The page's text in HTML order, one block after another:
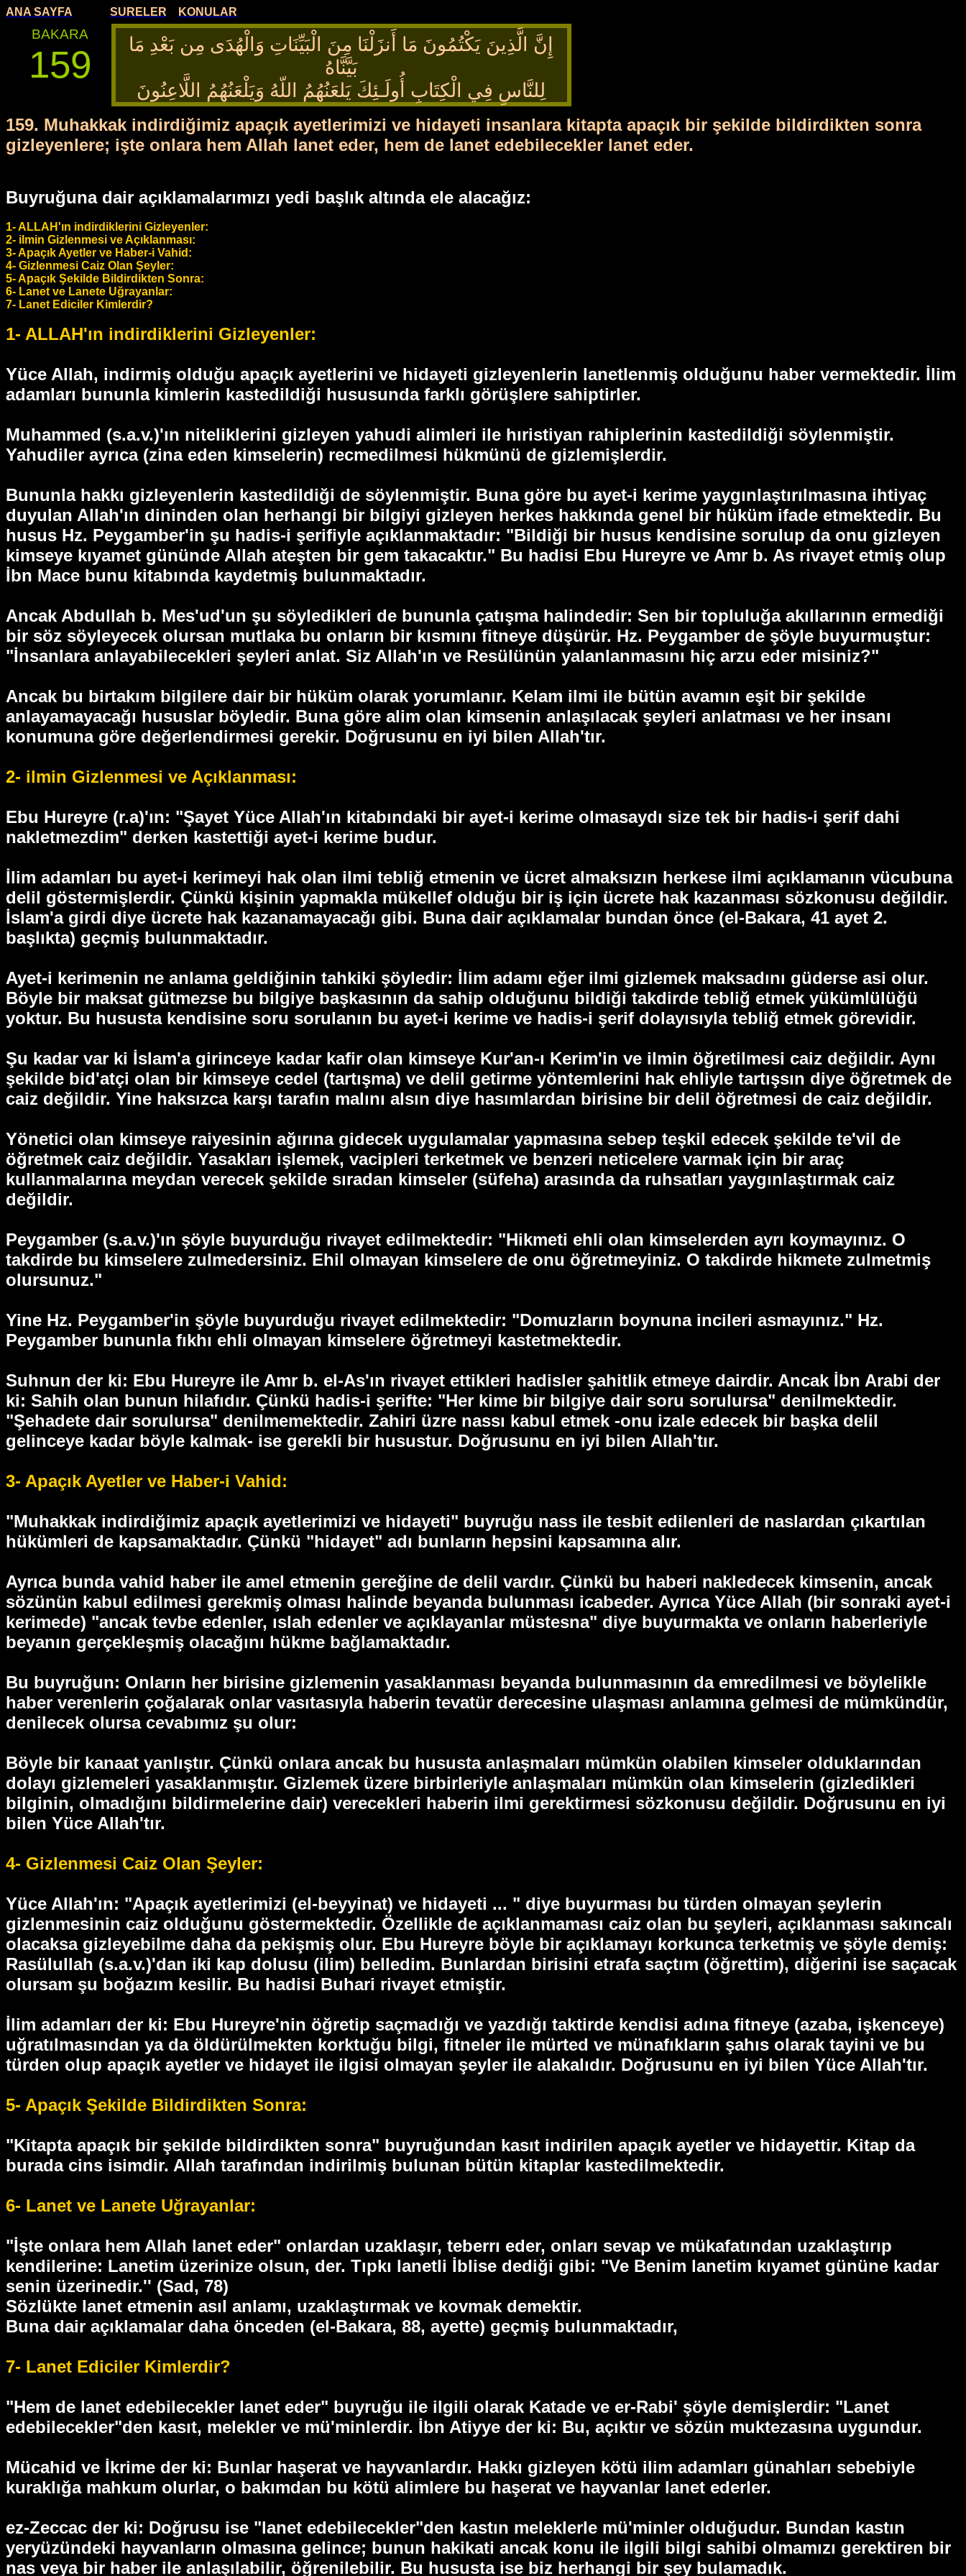
ANA SAYFA SURELER KONULAR
BAKARA
159 إِنَّ الَّذِينَ يَكْتُمُونَ مَا أَنزَلْنَا مِنَ الْبَيِّنَاتِ وَالْهُدَى مِن بَعْدِ مَا
بَيَّنَّاهُ
لِلنَّاسِ فِي الْكِتَابِ أُولَـئِكَ يَلعَنُهُمُ اللّهُ وَيَلْعَنُهُمُ اللَّاعِنُونَ
159. Muhakkak indirdiğimiz apaçık ayetlerimizi ve hidayeti insanlara kitapta apaçık bir şekilde bildirdikten sonra
gizleyenlere; işte onlara hem Allah lanet eder, hem de lanet edebilecekler lanet eder.
Buyruğuna dair açıklamalarımızı yedi başlık altında ele alacağız:
1- ALLAH'ın indirdiklerini Gizleyenler:
2- ilmin Gizlenmesi ve Açıklanması:
3- Apaçık Ayetler ve Haber-i Vahid:
4- Gizlenmesi Caiz Olan Şeyler:
5- Apaçık Şekilde Bildirdikten Sonra:
6- Lanet ve Lanete Uğrayanlar:
7- Lanet Ediciler Kimlerdir?
1- ALLAH'ın indirdiklerini Gizleyenler:
Yüce Allah, indirmiş olduğu apaçık ayetlerini ve hidayeti gizleyenlerin lanetlenmiş olduğunu haber vermektedir. İlim
adamları bununla kimlerin kastedildiği hususunda farklı görüşlere sahiptirler.
Muhammed (s.a.v.)'ın niteliklerini gizleyen yahudi alimleri ile hıristiyan rahiplerinin kastedildiği söylenmiştir.
Yahudiler ayrıca (zina eden kimselerin) recmedilmesi hükmünü de gizlemişlerdir.
Bununla hakkı gizleyenlerin kastedildiği de söylenmiştir. Buna göre bu ayet-i kerime yaygınlaştırılmasına ihtiyaç
duyulan Allah'ın dininden olan herhangi bir bilgiyi gizleyen herkes hakkında genel bir hüküm ifade etmektedir. Bu
husus Hz. Peygamber'in şu hadis-i şerifiyle açıklanmaktadır: "Bildiği bir husus kendisine sorulup da onu gizleyen
kimseye kıyamet gününde Allah ateşten bir gem takacaktır." Bu hadisi Ebu Hureyre ve Amr b. As rivayet etmiş olup
İbn Mace bunu kitabında kaydetmiş bulunmaktadır.
Ancak Abdullah b. Mes'ud'un şu söyledikleri de bununla çatışma halindedir: Sen bir topluluğa akıllarının ermediği
bir söz söyleyecek olursan mutlaka bu onların bir kısmını fitneye düşürür. Hz. Peygamber de şöyle buyurmuştur:
"İnsanlara anlayabilecekleri şeyleri anlat. Siz Allah'ın ve Resülünün yalanlanmasını hiç arzu eder misiniz?"
Ancak bu birtakım bilgilere dair bir hüküm olarak yorumlanır. Kelam ilmi ile bütün avamın eşit bir şekilde
anlayamayacağı hususlar böyledir. Buna göre alim olan kimsenin anlaşılacak şeyleri anlatması ve her insanı
konumuna göre değerlendirmesi gerekir. Doğrusunu en iyi bilen Allah'tır.
2- ilmin Gizlenmesi ve Açıklanması:
Ebu Hureyre (r.a)'ın: "Şayet Yüce Allah'ın kitabındaki bir ayet-i kerime olmasaydı size tek bir hadis-i şerif dahi
nakletmezdim" derken kastettiği ayet-i kerime budur.
İlim adamları bu ayet-i kerimeyi hak olan ilmi tebliğ etmenin ve ücret almaksızın herkese ilmi açıklamanın vücubuna
delil göstermişlerdir. Çünkü kişinin yapmakla mükellef olduğu bir iş için ücrete hak kazanması sözkonusu değildir.
İslam'a girdi diye ücrete hak kazanamayacağı gibi. Buna dair açıklamalar bundan önce (el-Bakara, 41 ayet 2.
başlıkta) geçmiş bulunmaktadır.
Ayet-i kerimenin ne anlama geldiğinin tahkiki şöyledir: İlim adamı eğer ilmi gizlemek maksadını güderse asi olur.
Böyle bir maksat gütmezse bu bilgiye başkasının da sahip olduğunu bildiği takdirde tebliğ etmek yükümlülüğü
yoktur. Bu hususta kendisine soru sorulanın bu ayet-i kerime ve hadis-i şerif dolayısıyla tebliğ etmek görevidir.
Şu kadar var ki İslam'a girinceye kadar kafir olan kimseye Kur'an-ı Kerim'in ve ilmin öğretilmesi caiz değildir. Aynı
şekilde bid'atçi olan bir kimseye cedel (tartışma) ve delil getirme yöntemlerini hak ehliyle tartışsın diye öğretmek de
caiz değildir. Yine haksızca karşı tarafın malını alsın diye hasımlardan birisine bir delil öğretmesi de caiz değildir.
Yönetici olan kimseye raiyesinin ağırına gidecek uygulamalar yapmasına sebep teşkil edecek şekilde te'vil de
öğretmek caiz değildir. Yasakları işlemek, vacipleri terketmek ve benzeri neticelere varmak için bir araç
kullanmalarına meydan verecek şekilde sıradan kimseler (süfeha) arasında da ruhsatIarı yaygınlaştırmak caiz
değildir.
Peygamber (s.a.v.)'ın şöyle buyurduğu rivayet edilmektedir: "Hikmeti ehli olan kimselerden ayrı koymayınız. O
takdirde bu kimselere zulmedersiniz. Ehil olmayan kimselere de onu öğretmeyiniz. O takdirde hikmete zulmetmiş
olursunuz."
Yine Hz. Peygamber'in şöyle buyurduğu rivayet edilmektedir: "Domuzların boynuna incileri asmayınız." Hz.
Peygamber bununla fıkhı ehli olmayan kimselere öğretmeyi kastetmektedir.
Suhnun der ki: Ebu Hureyre ile Amr b. el-As'ın rivayet ettikleri hadisler şahitlik etmeye dairdir. Ancak İbn Arabi der
ki: Sahih olan bunun hilafıdır. Çünkü hadis-i şerifte: "Her kime bir bilgiye dair soru sorulursa" denilmektedir.
"Şehadete dair sorulursa" denilmemektedir. Zahiri üzre nassı kabul etmek -onu izale edecek bir başka delil
gelinceye kadar böyle kalmak- ise gerekli bir husustur. Doğrusunu en iyi bilen Allah'tır.
3- Apaçık Ayetler ve Haber-i Vahid:
"Muhakkak indirdiğimiz apaçık ayetlerimizi ve hidayeti" buyruğu nass ile tesbit edilenleri de naslardan çıkartılan
hükümleri de kapsamaktadır. Çünkü "hidayet" adı bunların hepsini kapsamına alır.
Ayrıca bunda vahid haber ile amel etmenin gereğine de delil vardır. Çünkü bu haberi nakledecek kimsenin, ancak
sözünün kabul edilmesi gerekmiş olması halinde beyanda bulunması icabeder. Ayrıca Yüce Allah (bir sonraki ayet-i
kerimede) "ancak tevbe edenler, ıslah edenler ve açıklayanlar müstesna" diye buyurmakta ve onların haberleriyle
beyanın gerçekleşmiş olacağını hükme bağlamaktadır.
Bu buyruğun: Onların her birisine gizlemenin yasaklanması beyanda bulunmasının da emredilmesi ve böylelikle
haber verenlerin çoğalarak onlar vasıtasıyla haberin tevatür derecesine ulaşması anlamına gelmesi de mümkündür,
denilecek olursa cevabımız şu olur:
Böyle bir kanaat yanlıştır. Çünkü onlara ancak bu hususta anlaşmaları mümkün olabilen kimseler olduklarından
dolayı gizlemeleri yasaklanmıştır. Gizlemek üzere birbirleriyle anlaşmaları mümkün olan kimselerin (gizledikleri
bilginin, olmadığını bildirmelerine dair) verecekleri haberin ilmi gerektirmesi sözkonusu değildir. Doğrusunu en iyi
bilen Yüce Allah'tır.
4- Gizlenmesi Caiz Olan Şeyler:
Yüce Allah'ın: "Apaçık ayetlerimizi (el-beyyinat) ve hidayeti ... " diye buyurması bu türden olmayan şeylerin
gizlenmesinin caiz olduğunu göstermektedir. Özellikle de açıklanmaması caiz olan bu şeyleri, açıklanması sakıncalı
olacaksa gizleyebilme daha da pekişmiş olur. Ebu Hureyre böyle bir açıklamayı korkunca terketmiş ve şöyle demiş:
Rasülullah (s.a.v.)'dan iki kap dolusu (ilim) belledim. Bunlardan birisini etrafa saçtım (öğrettim), diğerini ise saçacak
olursam şu boğazım kesilir. Bu hadisi Buhari rivayet etmiştir.
İlim adamları der ki: Ebu Hureyre'nin öğretip saçmadığı ve yazdığı taktirde kendisi adına fitneye (azaba, işkenceye)
uğratılmasından ya da öldürülmekten korktuğu bilgi, fitneler ile mürted ve münafıkların şahıs olarak tayini ve bu
türden olup apaçık ayetler ve hidayet ile ilgisi olmayan şeyler ile alakalıdır. Doğrusunu en iyi bilen Yüce Allah'tır.
5- Apaçık Şekilde Bildirdikten Sonra:
"Kitapta apaçık bir şekilde bildirdikten sonra" buyruğundan kasıt indirilen apaçık ayetler ve hidayettir. Kitap da
burada cins isimdir. Allah tarafından indirilmiş bulunan bütün kitaplar kastedilmektedir.
6- Lanet ve Lanete Uğrayanlar:
"İşte onlara hem Allah lanet eder" onlardan uzaklaşır, teberrı eder, onları sevap ve mükafatından uzaklaştırıp
kendilerine: Lanetim üzerinize olsun, der. Tıpkı lanetli İblise dediği gibi: "Ve Benim lanetim kıyamet gününe kadar
senin üzerinedir.'' (Sad, 78)
Sözlükte lanet etmenin asıl anlamı, uzaklaştırmak ve kovmak demektir.
Buna dair açıklamalar daha önceden (el-Bakara, 88, ayette) geçmiş bulunmaktadır,
7- Lanet Ediciler Kimlerdir?
"Hem de lanet edebilecekler lanet eder" buyruğu ile ilgili olarak Katade ve er-Rabi' şöyle demişlerdir: "Lanet
edebilecekler"den kasıt, melekler ve mü'minlerdir. İbn Atiyye der ki: Bu, açıktır ve sözün muktezasına uygundur.
Mücahid ve İkrime der ki: Bunlar haşerat ve hayvanlardır. Hakkı gizleyen kötü ilim adamları günahları sebebiyle
kuraklığa mahkum olurlar, o bakımdan bu kötü alimlere bu haşerat ve hayvanlar lanet ederler.
ez-Zeccac der ki: Doğrusu ise "lanet edebilecekler"den kastın meleklerle mü'minler olduğudur. Bundan kastın
yeryüzündeki hayvanların olmasına gelince; bunun hakikati ancak konu ile ilgili bilgi sahibi olmamızı gerektiren bir
nas veya bir haber ile anlaşılabilir, öğrenilebilir. Bu hususta ise biz herhangi bir şey bulamadık.